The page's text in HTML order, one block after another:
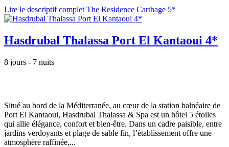
Lire le descriptif complet The Residence Carthage 5*
Hasdrubal Thalassa Port El Kantaoui 4*
8 jours - 7 nuits
Situé au bord de la Méditerranée, au cœur de la station balnéaire de
Port El Kantaoui, Hasdrubal Thalassa & Spa est un hôtel 5 étoiles
qui allie élégance, confort et bien-être. Dans un cadre paisible, entre
jardins verdoyants et plage de sable fin, l’établissement offre une
atmosphère raffinée,...